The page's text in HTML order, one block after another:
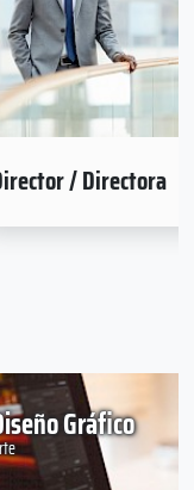
/ Directora
Gráfico